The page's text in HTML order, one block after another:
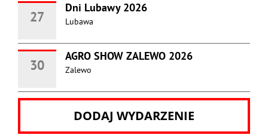
27
Dni Lubawy 2026
Lubawa
30
AGRO SHOW ZALEWO 2026
Zalewo
DODAJ WYDARZENIE